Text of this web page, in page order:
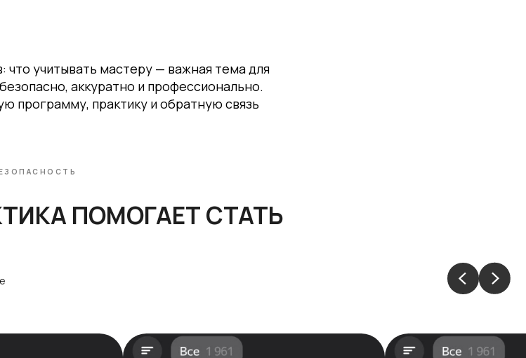
что учитывать мастеру — важная тема для
аккуратно и профессионально.
программу, практику и обратную связь